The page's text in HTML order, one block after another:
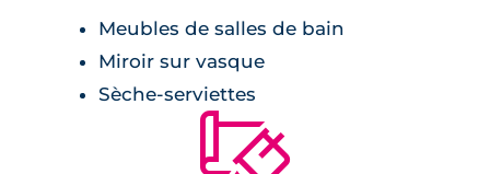
humides,
peinture lisse blanche aux murs et
plafonds,
double vitrage en PVC,
volets roulants électriques,
Meubles de salles de bain
Miroir sur vasque
Sèche-serviettes
🔨